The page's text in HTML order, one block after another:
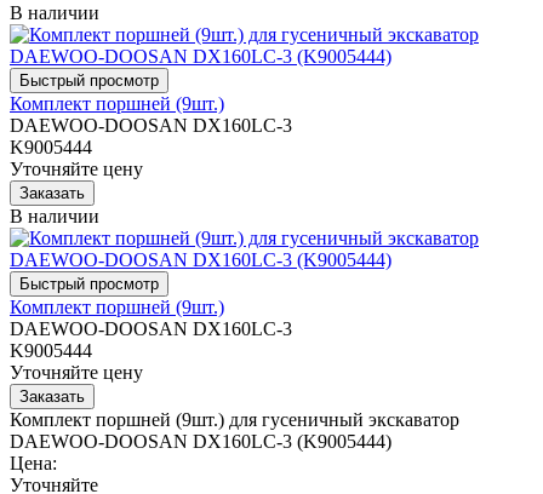
В наличии
Комплект поршней (9шт.)
DAEWOO-DOOSAN DX160LC-3
K9005444
Уточняйте цену
В наличии
Комплект поршней (9шт.)
DAEWOO-DOOSAN DX160LC-3
K9005444
Уточняйте цену
Комплект поршней (9шт.) для гусеничный экскаватор
DAEWOO-DOOSAN DX160LC-3 (K9005444)
Цена:
Уточняйте